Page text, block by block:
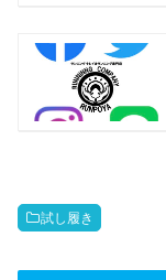
試し履き